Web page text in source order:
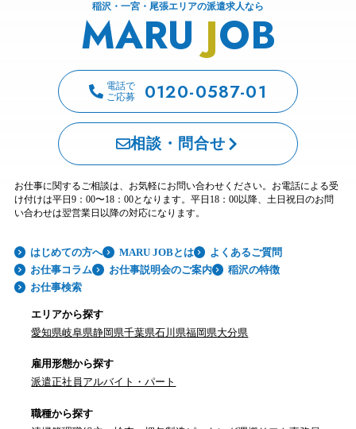
稲沢・一宮・尾張エリアの派遣求人なら
MARUJOB
電話で
ご応募
0120-0587-01
相談・問合せ
お仕事に関するご相談は、お気軽にお問い合わせください。お電話による受
け付けは平日9：00〜18：00となります。平日18：00以降、土日祝日のお問
い合わせは翌営業日以降の対応になります。
はじめての方へ MARU JOBとは
よくあるご質問
お仕事コラム
お仕事説明会のご案内
稲沢の特徴
お仕事検索
エリアから探す
愛知県岐阜県静岡県千葉県石川県福岡県大分県
雇用形態から探す
派遣正社員 アルバイト・パート
職種から探す